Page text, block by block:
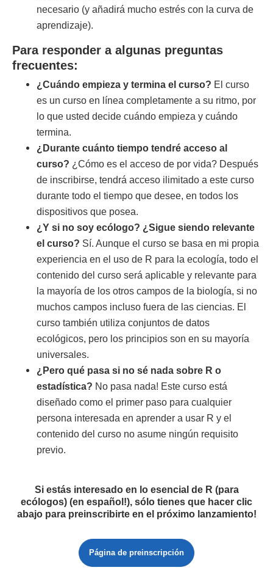
necesario (y añadirá mucho estrés con la curva de
aprendizaje).
Para responder a algunas preguntas
frecuentes:
¿Cuándo empieza y termina el curso? El curso
es un curso en línea completamente a su ritmo, por
lo que usted decide cuándo empieza y cuándo
termina.
¿Durante cuánto tiempo tendré acceso al
curso? ¿Cómo es el acceso de por vida? Después
de inscribirse, tendrá acceso ilimitado a este curso
durante todo el tiempo que desee, en todos los
dispositivos que posea.
¿Y si no soy ecólogo? ¿Sigue siendo relevante
el curso? Sí. Aunque el curso se basa en mi propia
experiencia en el uso de R para la ecología, todo el
contenido del curso será aplicable y relevante para
la mayoría de los otros campos de la biología, si no
muchos campos incluso fuera de las ciencias. El
curso también utiliza conjuntos de datos
ecológicos, pero los principios son en su mayoría
universales.
¿Pero qué pasa si no sé nada sobre R o
estadística? No pasa nada! Este curso está
diseñado como el primer paso para cualquier
persona interesada en aprender a usar R y el
contenido del curso no asume ningún requisito
previo.
Si estás interesado en lo esencial de R (para
ecólogos) (en español!), sólo tienes que hacer clic
abajo para preinscribirte en el próximo lanzamiento!
Página de preinscripción